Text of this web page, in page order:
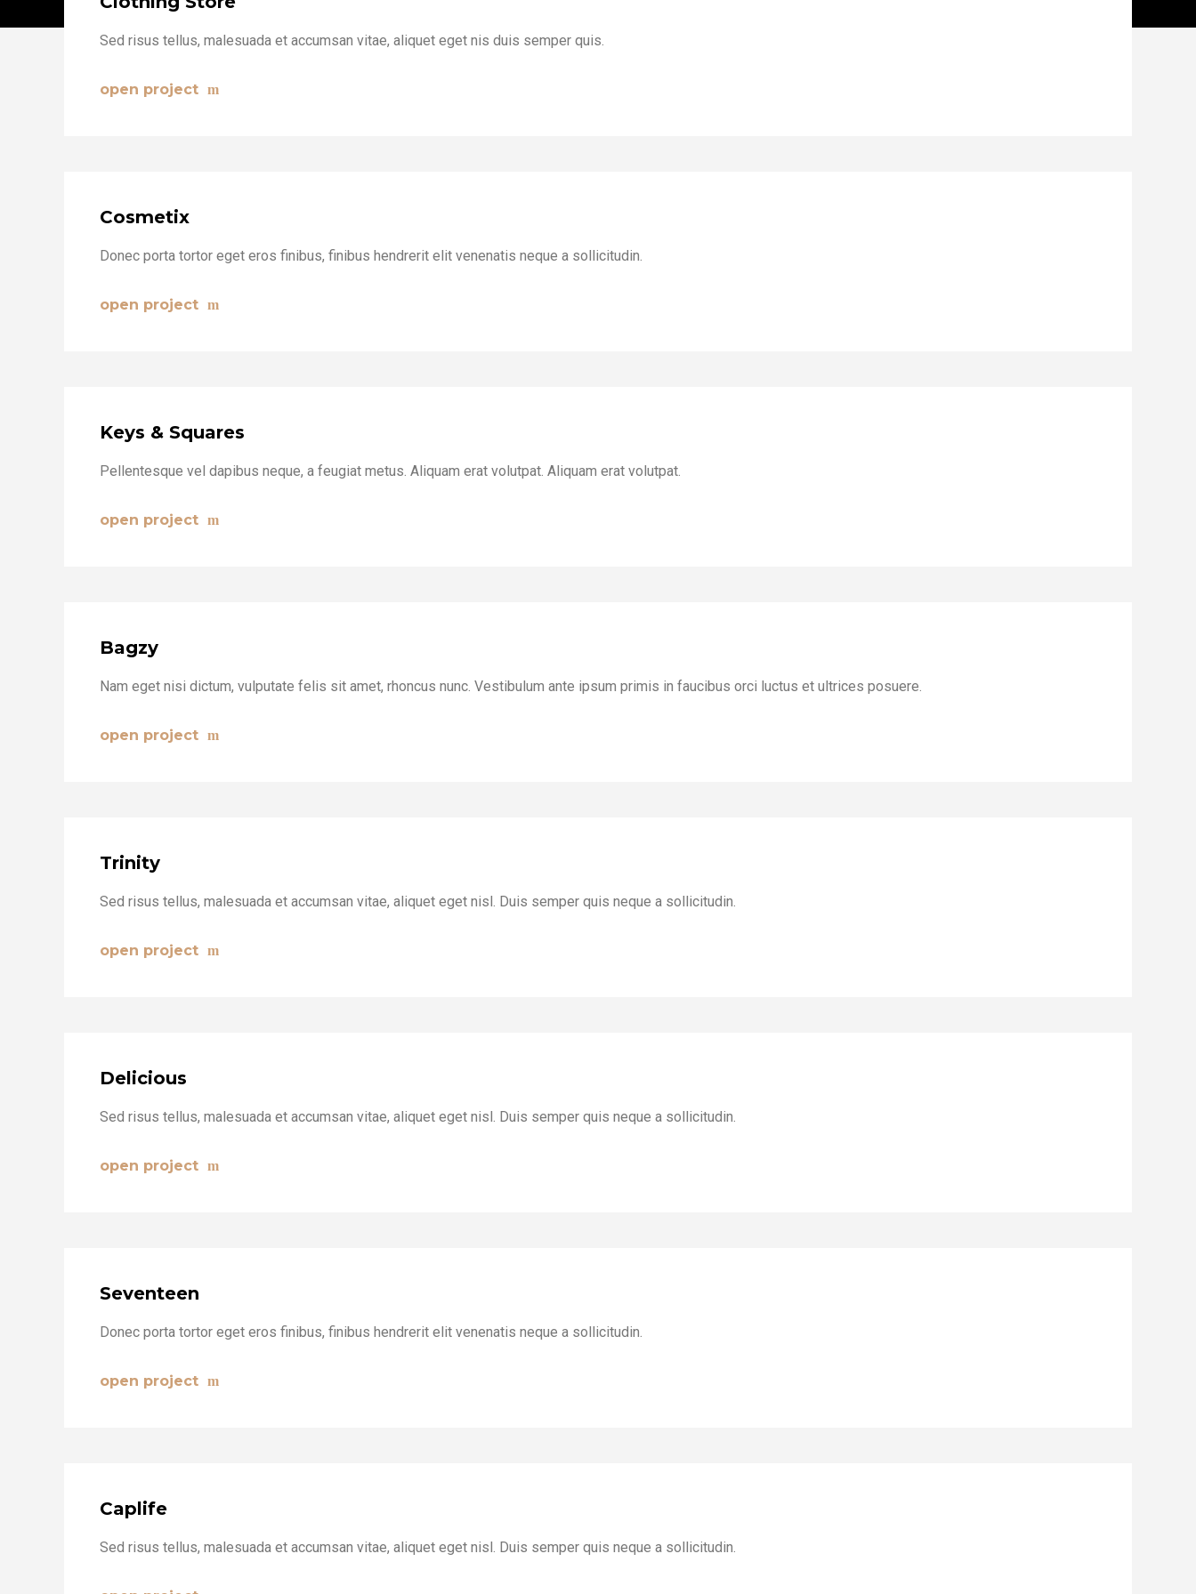
Sed risus tellus, malesuada et accumsan vitae, aliquet eget nis duis semper quis.
open project
Cosmetix
Donec porta tortor eget eros finibus, finibus hendrerit elit venenatis neque a sollicitudin.
open project
Keys & Squares
Pellentesque vel dapibus neque, a feugiat metus. Aliquam erat volutpat. Aliquam erat volutpat.
open project
Bagzy
Nam eget nisi dictum, vulputate felis sit amet, rhoncus nunc. Vestibulum ante ipsum primis in faucibus orci luctus et ultrices posuere.
open project
Trinity
Sed risus tellus, malesuada et accumsan vitae, aliquet eget nisl. Duis semper quis neque a sollicitudin.
open project
Delicious
Sed risus tellus, malesuada et accumsan vitae, aliquet eget nisl. Duis semper quis neque a sollicitudin.
open project
Seventeen
Donec porta tortor eget eros finibus, finibus hendrerit elit venenatis neque a sollicitudin.
open project
Caplife
Sed risus tellus, malesuada et accumsan vitae, aliquet eget nisl. Duis semper quis neque a sollicitudin.